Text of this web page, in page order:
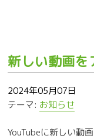
新しい動画を
2024年05月07日
テーマ: お知らせ
YouTubeに新しい動